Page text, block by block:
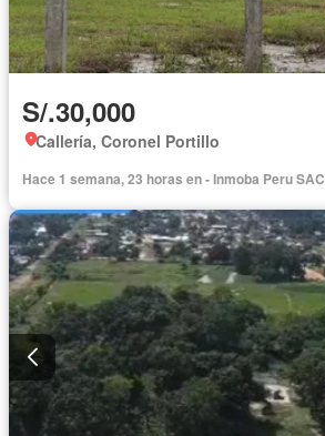
S/.30,000
Callería, Coronel Portillo
Hace 1 semana, 23 horas en - Inmoba Peru SAC